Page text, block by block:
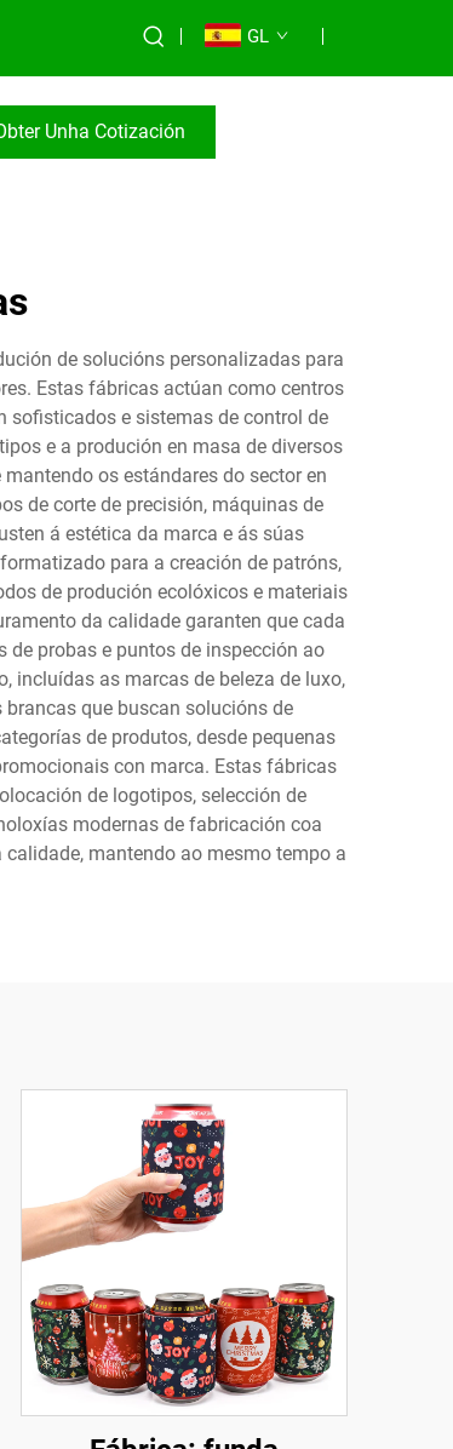
GL
Unha Cotización
de solucións personalizadas para
Estas fábricas actúan como centros
sofisticados e sistemas de control de
e a produción en masa de diversos
os estándares do sector en
de corte de precisión, máquinas de
á estética da marca e ás súas
para a creación de patróns,
de produción ecolóxicos e materiais
da calidade garanten que cada
probas e puntos de inspección ao
incluídas as marcas de beleza de luxo,
que buscan solucións de
de produtos, desde pequenas
con marca. Estas fábricas
de logotipos, selección de
modernas de fabricación coa
mantendo ao mesmo tempo a